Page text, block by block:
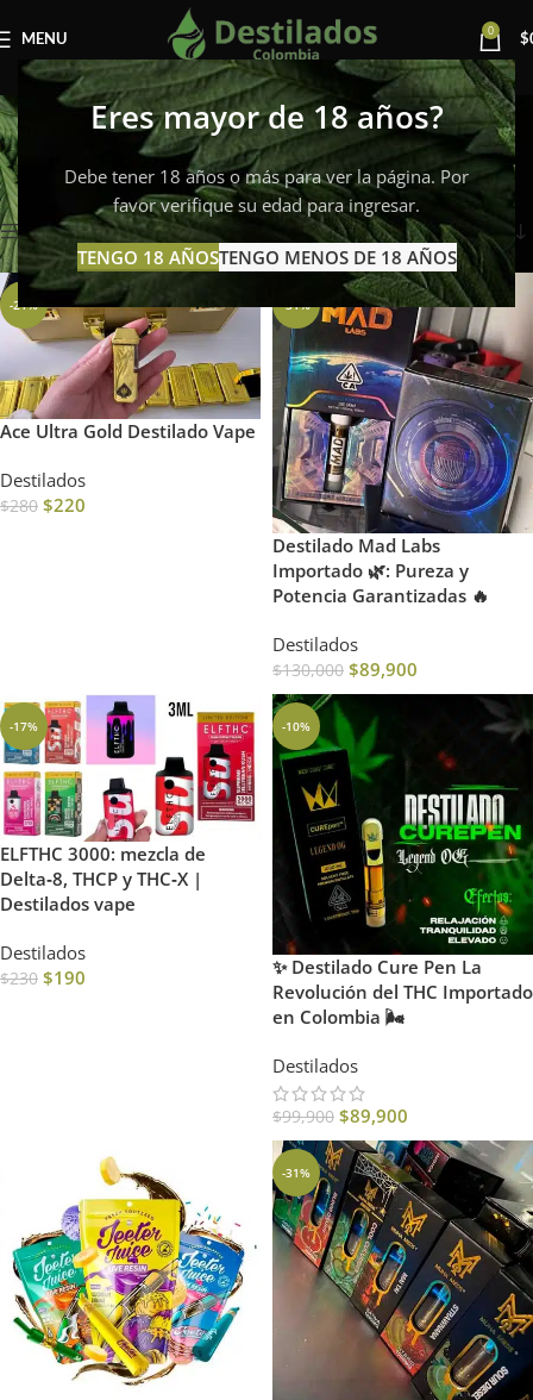
Eres mayor de 18 años?
Debe tener 18 años o más para ver la página. Por
favor verifique su edad para ingresar.
TENGO 18 AÑOSTENGO MENOS DE 18 AÑOS
MENU 0 $
Destilados
Colecciones
Inicio Destilados Mostrando los 9 resultados
Mostrar barra lateral
-21%
Ace Ultra Gold Destilado Vape
Destilados
$280 $220
-31%
Destilado Mad Labs
Importado 🌿: Pureza y
Potencia Garantizadas 🔥
Destilados
$130,000 $89,900
-17%
ELFTHC 3000: mezcla de
Delta‑8, THCP y THC‑X |
Destilados vape
Destilados
$230 $190
-10%
✨ Destilado Cure Pen La
Revolución del THC Importado
en Colombia 🌬️
Destilados
$99,900 $89,900
-31%